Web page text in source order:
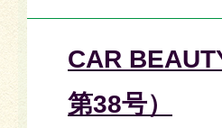
CAR
第38号）